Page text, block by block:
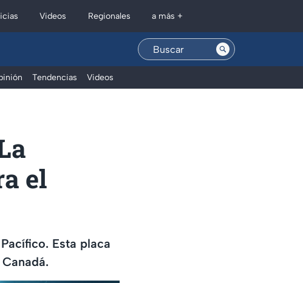
Videos Regionales a más +
Tendencias Videos
el
Esta placa